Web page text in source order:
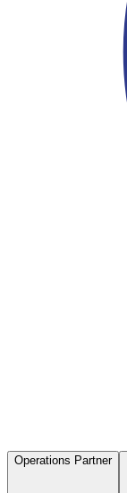
Operations Partner